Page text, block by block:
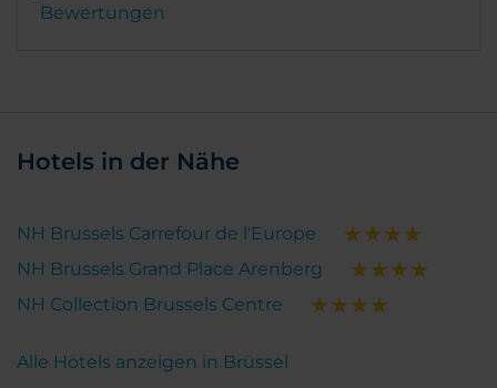
Bewertungen
Hotels in der Nähe
NH Brussels Carrefour de l'Europe
NH Brussels Grand Place Arenberg
NH Collection Brussels Centre
Alle Hotels anzeigen in Brüssel